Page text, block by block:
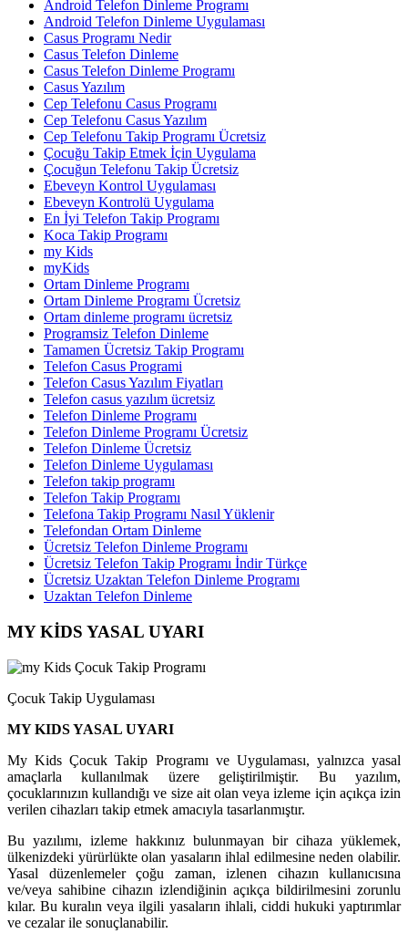
Android Telefon Dinleme Programı
Android Telefon Dinleme Uygulaması
Casus Programı Nedir
Casus Telefon Dinleme
Casus Telefon Dinleme Programı
Casus Yazılım
Cep Telefonu Casus Programı
Cep Telefonu Casus Yazılım
Cep Telefonu Takip Programı Ücretsiz
Çocuğu Takip Etmek İçin Uygulama
Çocuğun Telefonu Takip Ücretsiz
Ebeveyn Kontrol Uygulaması
Ebeveyn Kontrolü Uygulama
En İyi Telefon Takip Programı
Koca Takip Programı
my Kids
myKids
Ortam Dinleme Programı
Ortam Dinleme Programı Ücretsiz
Ortam dinleme programı ücretsiz
Programsiz Telefon Dinleme
Tamamen Ücretsiz Takip Programı
Telefon Casus Programi
Telefon Casus Yazılım Fiyatları
Telefon casus yazılım ücretsiz
Telefon Dinleme Programı
Telefon Dinleme Programı Ücretsiz
Telefon Dinleme Ücretsiz
Telefon Dinleme Uygulaması
Telefon takip programı
Telefon Takip Programı
Telefona Takip Programı Nasıl Yüklenir
Telefondan Ortam Dinleme
Ücretsiz Telefon Dinleme Programı
Ücretsiz Telefon Takip Programı İndir Türkçe
Ücretsiz Uzaktan Telefon Dinleme Programı
Uzaktan Telefon Dinleme
MY KİDS YASAL UYARI
Çocuk Takip Uygulaması
MY KIDS YASAL UYARI
My Kids Çocuk Takip Programı ve Uygulaması, yalnızca yasal
amaçlarla kullanılmak üzere geliştirilmiştir. Bu yazılım,
çocuklarınızın kullandığı ve size ait olan veya izleme için açıkça izin
verilen cihazları takip etmek amacıyla tasarlanmıştır.
Bu yazılımı, izleme hakkınız bulunmayan bir cihaza yüklemek,
ülkenizdeki yürürlükte olan yasaların ihlal edilmesine neden olabilir.
Yasal düzenlemeler çoğu zaman, izlenen cihazın kullanıcısına
ve/veya sahibine cihazın izlendiğinin açıkça bildirilmesini zorunlu
kılar. Bu kuralın veya ilgili yasaların ihlali, ciddi hukuki yaptırımlar
ve cezalar ile sonuçlanabilir.